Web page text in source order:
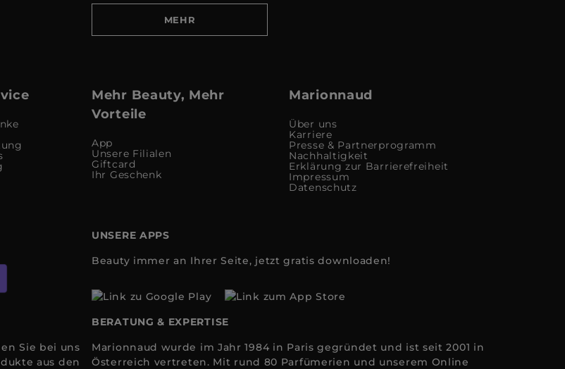
MEHR
Mehr Beauty, Mehr
Vorteile
App
Unsere Filialen
Giftcard
Ihr Geschenk
Marionnaud
Über uns
Karriere
Presse & Partnerprogramm
Nachhaltigkeit
Erklärung zur Barrierefreiheit
Impressum
Datenschutz
UNSERE APPS
Beauty immer an Ihrer Seite, jetzt gratis downloaden!
Sie bei uns
aus den
BERATUNG & EXPERTISE
Marionnaud wurde im Jahr 1984 in Paris gegründet und ist seit 2001 in
Österreich vertreten. Mit rund 80 Parfümerien und unserem Online